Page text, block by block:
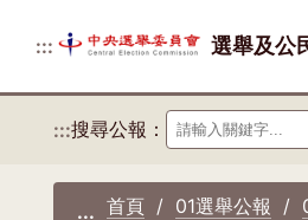
::: 選舉及公
:::搜尋公報：
首頁 01選舉公報